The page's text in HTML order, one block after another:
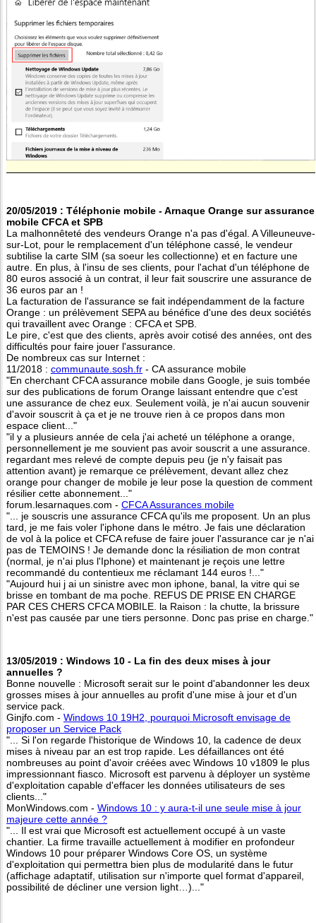
20/05/2019 : Téléphonie mobile - Arnaque Orange sur assurance
mobile CFCA et SPB
La malhonnêteté des vendeurs Orange n'a pas d'égal. A Villeuneuve-
sur-Lot, pour le remplacement d'un téléphone cassé, le vendeur
subtilise la carte SIM (sa soeur les collectionne) et en facture une
autre. En plus, à l'insu de ses clients, pour l'achat d'un téléphone de
80 euros associé à un contrat, il leur fait souscrire une assurance de
36 euros par an !
La facturation de l'assurance se fait indépendamment de la facture
Orange : un prélèvement SEPA au bénéfice d'une des deux sociétés
qui travaillent avec Orange : CFCA et SPB.
Le pire, c'est que des clients, après avoir cotisé des années, ont des
difficultés pour faire jouer l'assurance.
De nombreux cas sur Internet :
11/2018 : communaute.sosh.fr - CA assurance mobile
"En cherchant CFCA assurance mobile dans Google, je suis tombée
sur des publications de forum Orange laissant entendre que c'est
une assurance de chez eux. Seulement voilà, je n'ai aucun souvenir
d'avoir souscrit à ça et je ne trouve rien à ce propos dans mon
espace client..."
"il y a plusieurs année de cela j'ai acheté un téléphone a orange,
personnellement je me souvient pas avoir souscrit a une assurance.
regardant mes relevé de compte depuis peu (je n'y faisait pas
attention avant) je remarque ce prélèvement, devant allez chez
orange pour changer de mobile je leur pose la question de comment
résilier cette abonnement..."
forum.lesarnaques.com - CFCA Assurances mobile
"... je souscris une assurance CFCA qu'ils me proposent. Un an plus
tard, je me fais voler l'iphone dans le métro. Je fais une déclaration
de vol à la police et CFCA refuse de faire jouer l'assurance car je n'ai
pas de TEMOINS ! Je demande donc la résiliation de mon contrat
(normal, je n'ai plus l'Iphone) et maintenant je reçois une lettre
recommandé du contentieux me réclamant 144 euros !..."
"Aujourd hui j ai un sinistre avec mon iphone, banal, la vitre qui se
brisse en tombant de ma poche. REFUS DE PRISE EN CHARGE
PAR CES CHERS CFCA MOBILE. la Raison : la chutte, la brissure
n'est pas causée par une tiers personne. Donc pas prise en charge."
13/05/2019 : Windows 10 - La fin des deux mises à jour
annuelles ?
Bonne nouvelle : Microsoft serait sur le point d'abandonner les deux
grosses mises à jour annuelles au profit d'une mise à jour et d'un
service pack.
Ginjfo.com - Windows 10 19H2, pourquoi Microsoft envisage de
proposer un Service Pack
"... Si l'on regarde l'historique de Windows 10, la cadence de deux
mises à niveau par an est trop rapide. Les défaillances ont été
nombreuses au point d'avoir créées avec Windows 10 v1809 le plus
impressionnant fiasco. Microsoft est parvenu à déployer un système
d'exploitation capable d'effacer les données utilisateurs de ses
clients..."
MonWindows.com - Windows 10 : y aura-t-il une seule mise à jour
majeure cette année ?
"... Il est vrai que Microsoft est actuellement occupé à un vaste
chantier. La firme travaille actuellement à modifier en profondeur
Windows 10 pour préparer Windows Core OS, un système
d'exploitation qui permettra bien plus de modularité dans le futur
(affichage adaptatif, utilisation sur n'importe quel format d'appareil,
possibilité de décliner une version light…)..."